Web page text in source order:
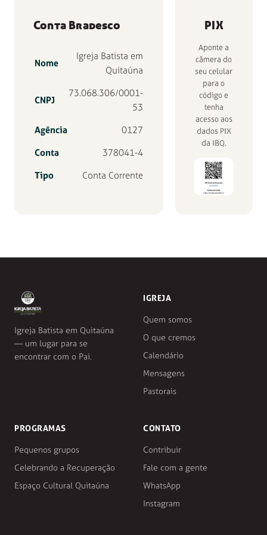
Conta Bradesco
Nome
Igreja Batista em
Quitaúna
CNPJ
73.068.306/0001-
53
Agência
0127
Conta
378041-4
Tipo
Conta Corrente
PIX
Aponte a
câmera do
seu celular
para o
código e
tenha
acesso aos
dados PIX
da IBQ.
Igreja Batista em Quitaúna
— um lugar para se
encontrar com o Pai.
IGREJA
Quem somos
O que cremos
Calendário
Mensagens
Pastorais
PROGRAMAS
Pequenos grupos
Celebrando a Recuperação
Espaço Cultural Quitaúna
CONTATO
Contribuir
Fale com a gente
WhatsApp
Instagram